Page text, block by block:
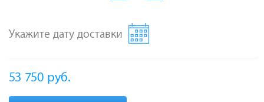
Укажите дату доставки
53 750 руб.